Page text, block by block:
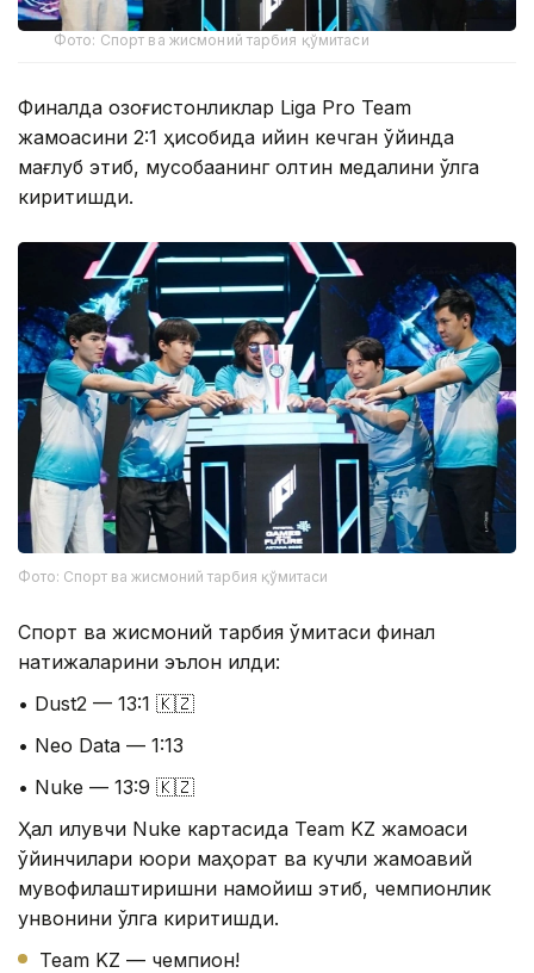
Фото: Спорт ва жисмоний тарбия қўмитаси
Финалда қозоғистонликлар Liga Pro Team
жамоасини 2:1 ҳисобида қийин кечган ўйинда
мағлуб этиб, мусобақанинг олтин медалини қўлга
киритишди.
Фото: Спорт ва жисмоний тарбия қўмитаси
Спорт ва жисмоний тарбия қўмитаси финал
натижаларини эълон қилди:
• Dust2 — 13:1 🇰🇿
• Neo Data — 1:13
• Nuke — 13:9 🇰🇿
Ҳал қилувчи Nuke картасида Team KZ жамоаси
ўйинчилари юқори маҳорат ва кучли жамоавий
мувофиқлаштиришни намойиш этиб, чемпионлик
унвонини қўлга киритишди.
Team KZ — чемпион!